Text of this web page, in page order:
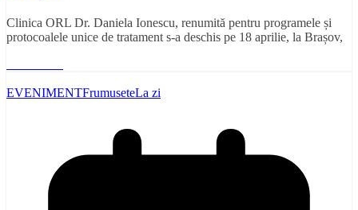
Clinica ORL Dr. Daniela Ionescu, renumită pentru programele și
protocoalele unice de tratament s-a deschis pe 18 aprilie, la Brașov,
EVENIMENTFrumuseteLa zi